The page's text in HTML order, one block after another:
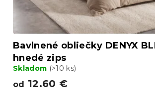
Bavlnené obliečky DENYX
hnedé zips
Skladom (>10 ks)
od 12.60 €